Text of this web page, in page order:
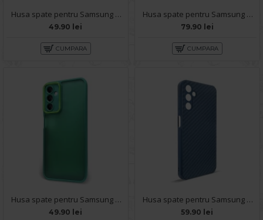
Husa spate pentru Samsung Galaxy A14- IGLOO Case Multicolor
49.90 lei
CUMPARA
Husa spate pentru Samsung Galaxy A14- Tomo Case Verde
79.90 lei
CUMPARA
Husa spate pentru Samsung Galaxy A14- Catwalk Case Verde
49.90 lei
Husa spate pentru Samsung Galaxy A14- Lys case Albastru
59.90 lei